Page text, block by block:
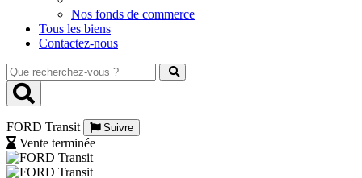
Nos fonds de commerce
Tous les biens
Contactez-nous
Que
recherchez-
vous
FORD Transit
Suivre
Vente terminée